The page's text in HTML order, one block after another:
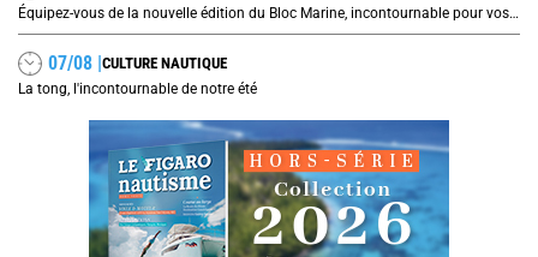
Équipez-vous de la nouvelle édition du Bloc Marine, incontournable pour vos prochaines navigations !
07/08 |CULTURE NAUTIQUE
La tong, l'incontournable de notre été